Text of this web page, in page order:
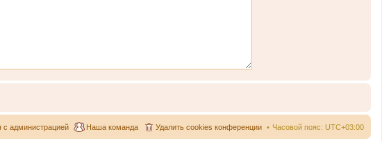
Часовой пояс: UTC+03:00
Удалить cookies конференции
Наша команда
с администрацией